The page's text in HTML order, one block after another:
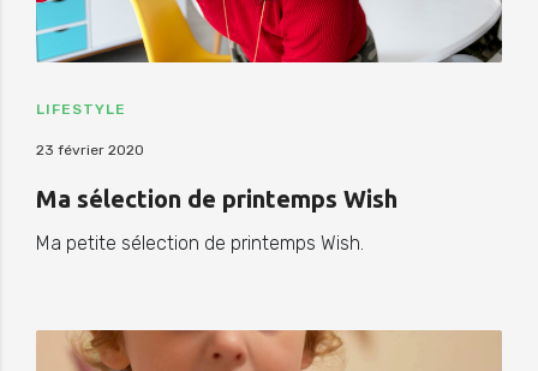
LIFESTYLE
23 février 2020
Ma sélection de printemps Wish
Ma petite sélection de printemps Wish.